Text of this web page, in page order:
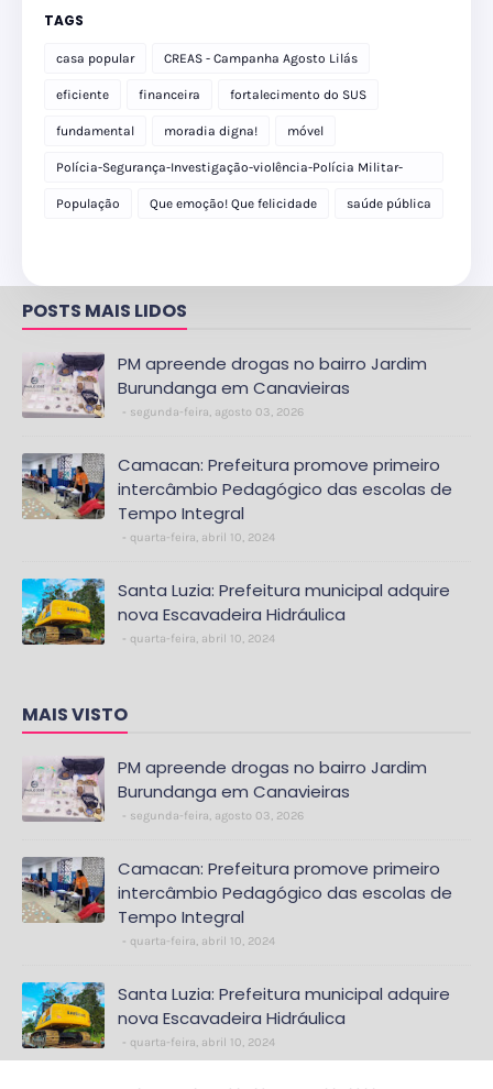
TAGS
casa popular CREAS - Campanha Agosto Lilás
eficiente financeira fortalecimento do SUS
fundamental moradia digna! móvel
Polícia-Segurança-Investigação-violência-Polícia Militar-
delegacia
População Que emoção! Que felicidade saúde pública
POSTS MAIS LIDOS
PM apreende drogas no bairro Jardim
Burundanga em Canavieiras
segunda-feira, agosto 03, 2026
Camacan: Prefeitura promove primeiro
intercâmbio Pedagógico das escolas de
Tempo Integral
quarta-feira, abril 10, 2024
Santa Luzia: Prefeitura municipal adquire
nova Escavadeira Hidráulica
quarta-feira, abril 10, 2024
MAIS VISTO
PM apreende drogas no bairro Jardim
Burundanga em Canavieiras
segunda-feira, agosto 03, 2026
Camacan: Prefeitura promove primeiro
intercâmbio Pedagógico das escolas de
Tempo Integral
quarta-feira, abril 10, 2024
Santa Luzia: Prefeitura municipal adquire
nova Escavadeira Hidráulica
quarta-feira, abril 10, 2024